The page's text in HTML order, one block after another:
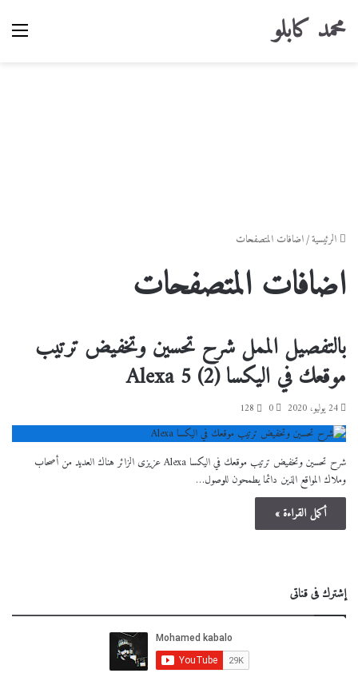
محمد كابلو
الرئيسية/اضافات المتصفحات
اضافات المتصفحات
بالتفصيل الممل شرح تحسين وتخفيض ترتيب
موقعك في اليكسا Alexa5 (2)
24 يوليو، 2020 0
128
شرح تحسين وتخفيض ترتيب موقعك في اليكسا Alexa عزيزى الزائر هناك العديد من أصحاب
وملاك المواقع الذين دائما يطمحون للوصول…
أكمل القراءة »
إشترك فى قناتى